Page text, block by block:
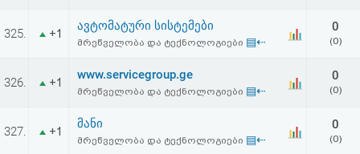
აღდგენა
HTML
325. +1
ავტომატური სისტემები
მრეწველობა და ტექნოლოგიები ▤⇠
0
(0)
326. +1
www.servicegroup.ge
მრეწველობა და ტექნოლოგიები ▤⇠
0
(0)
327. +1
მანი
მრეწველობა და ტექნოლოგიები ▤⇠
0
(0)